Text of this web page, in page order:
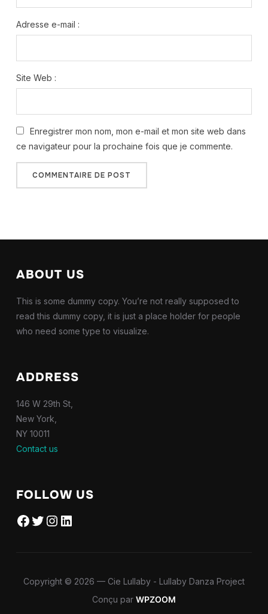
Adresse e-mail :
Site Web :
Enregistrer mon nom, mon e-mail et mon site web dans
ce navigateur pour la prochaine fois que je commente.
ABOUT US
This is some dummy copy. You’re not really supposed to
read this dummy copy, it is just a place holder for people
who need some type to visualize.
ADDRESS
146 W 29th St,
New York,
NY 10011
Contact us
FOLLOW US
Facebook
Twitter
Instagram
LinkedIn
Copyright © 2026 — Cie Lullaby - Lullaby Danza Project
Conçu par WPZOOM